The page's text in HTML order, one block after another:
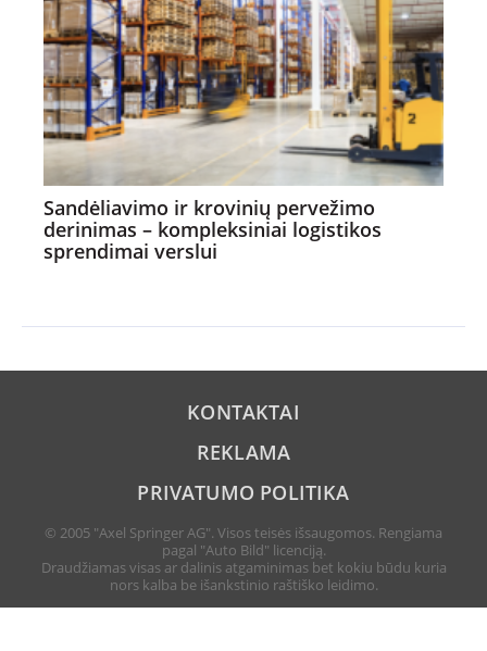
Sandėliavimo ir krovinių pervežimo
derinimas – kompleksiniai logistikos
sprendimai verslui
KONTAKTAI
REKLAMA
PRIVATUMO POLITIKA
© 2005 "Axel Springer AG". Visos teisės išsaugomos. Rengiama
pagal "Auto Bild" licenciją.
Draudžiamas visas ar dalinis atgaminimas bet kokiu būdu kuria
nors kalba be išankstinio raštiško leidimo.